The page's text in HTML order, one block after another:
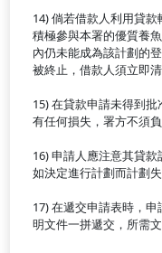
14) 倘若借款人利用貸
積極參與本署的優質養
內仍未能成為該計劃的
被終止，借款人須立即
15) 在貸款申請未得到
有任何損失，署方不須
16) 申請人應注意其貸款
如決定進行計劃而計劃
17) 在遞交申請表時，
明文件一拼遞交，所需